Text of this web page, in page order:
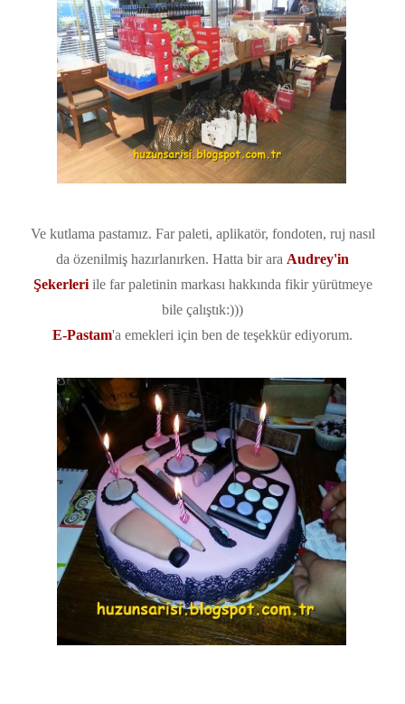
Ve kutlama pastamız. Far paleti, aplikatör, fondoten, ruj nasıl
da özenilmiş hazırlanırken. Hatta bir ara Audrey'in
Şekerleriile far paletinin markası hakkında fikir yürütmeye
bile çalıştık:)))
E-Pastam'a emekleri için ben de teşekkür ediyorum.